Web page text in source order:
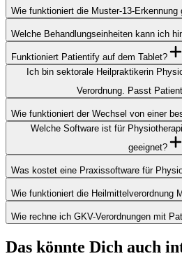
Wie funktioniert die Muster-13-Erkennung
Welche Behandlungseinheiten kann ich
Funktioniert Patientify auf dem Tablet?
Ich bin sektorale Heilpraktikerin
Verordnung. Passt
Wie funktioniert der Wechsel von einer
Welche Software ist für
geeignet?
Was kostet eine Praxissoftware für
Wie funktioniert die Heilmittelverordnung
Wie rechne ich GKV-Verordnungen mit
Das könnte Dich auch